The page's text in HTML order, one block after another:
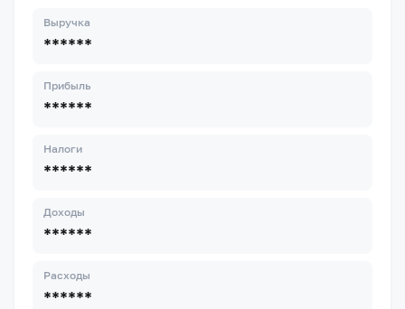
Выручка
******
Прибыль
******
Налоги
******
Доходы
******
Расходы
******